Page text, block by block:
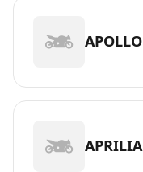
APOLLO
APRILIA